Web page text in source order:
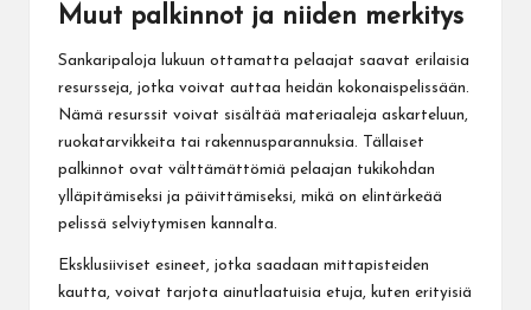
Muut palkinnot ja niiden merkitys
Sankaripaloja lukuun ottamatta pelaajat saavat erilaisia
resursseja, jotka voivat auttaa heidän kokonaispelissään.
Nämä resurssit voivat sisältää materiaaleja askarteluun,
ruokatarvikkeita tai rakennusparannuksia. Tällaiset
palkinnot ovat välttämättömiä pelaajan tukikohdan
ylläpitämiseksi ja päivittämiseksi, mikä on elintärkeää
pelissä selviytymisen kannalta.
Eksklusiiviset esineet, jotka saadaan mittapisteiden
kautta, voivat tarjota ainutlaatuisia etuja, kuten erityisiä